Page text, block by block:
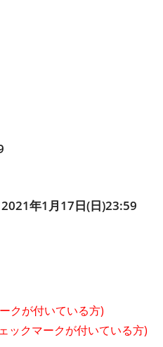
年1月17日(日)23:59
クが付いている方)
ックマークが付いている方)